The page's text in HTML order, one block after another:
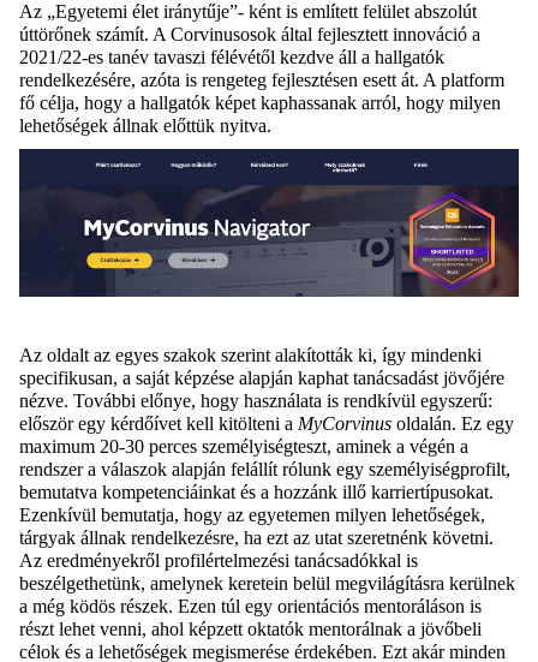
Az „Egyetemi élet iránytűje”- ként is említett felület abszolút
úttörőnek számít. A Corvinusosok által fejlesztett innováció a
2021/22-es tanév tavaszi félévétől kezdve áll a hallgatók
rendelkezésére, azóta is rengeteg fejlesztésen esett át. A platform
fő célja, hogy a hallgatók képet kaphassanak arról, hogy milyen
lehetőségek állnak előttük nyitva.
Az oldalt az egyes szakok szerint alakították ki, így mindenki
specifikusan, a saját képzése alapján kaphat tanácsadást jövőjére
nézve. További előnye, hogy használata is rendkívül egyszerű:
először egy kérdőívet kell kitölteni a MyCorvinus oldalán. Ez egy
maximum 20-30 perces személyiségteszt, aminek a végén a
rendszer a válaszok alapján felállít rólunk egy személyiségprofilt,
bemutatva kompetenciáinkat és a hozzánk illő karriertípusokat.
Ezenkívül bemutatja, hogy az egyetemen milyen lehetőségek,
tárgyak állnak rendelkezésre, ha ezt az utat szeretnénk követni.
Az eredményekről profilértelmezési tanácsadókkal is
beszélgethetünk, amelynek keretein belül megvilágításra kerülnek
a még ködös részek. Ezen túl egy orientációs mentoráláson is
részt lehet venni, ahol képzett oktatók mentorálnak a jövőbeli
célok és a lehetőségek megismerése érdekében. Ezt akár minden